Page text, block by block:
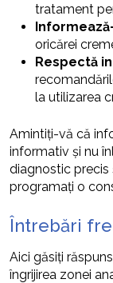
tratament
oricărei
Respectă
la utilizarea
Amintiți-vă că
informativ și nu
diagnostic precis
programați o
Întrebări
Aici găsiți
îngrijirea zonei